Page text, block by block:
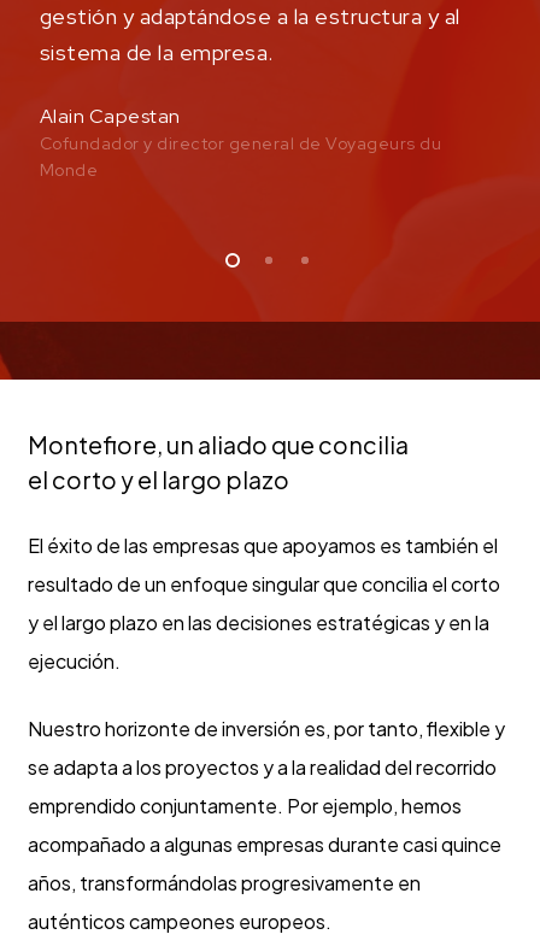
gestión y adaptándose a la estructura y al
sistema de la empresa.
Alain Capestan
Cofundador y director general de Voyageurs du
Monde
Montefiore, un aliado que concilia
el corto y el largo plazo
El éxito de las empresas que apoyamos es también el
resultado de un enfoque singular que concilia el corto
y el largo plazo en las decisiones estratégicas y en la
ejecución.
Nuestro horizonte de inversión es, por tanto, flexible y
se adapta a los proyectos y a la realidad del recorrido
emprendido conjuntamente. Por ejemplo, hemos
acompañado a algunas empresas durante casi quince
años, transformándolas progresivamente en
auténticos campeones europeos.